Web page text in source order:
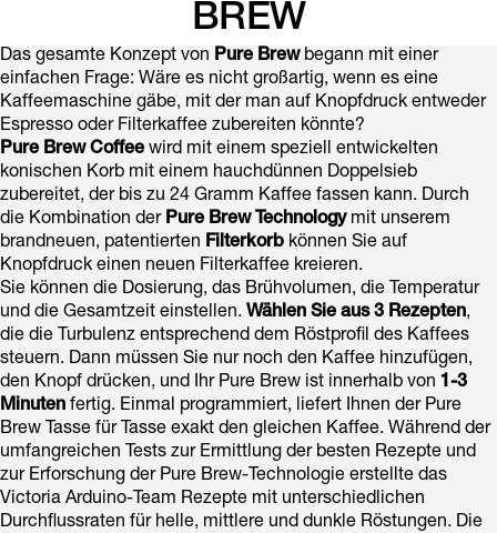
BREW
Das gesamte Konzept von Pure Brewbegann mit einer
einfachen Frage: Wäre es nicht großartig, wenn es eine
Kaffeemaschine gäbe, mit der man auf Knopfdruck entweder
Espresso oder Filterkaffee zubereiten könnte?
Pure Brew Coffeewird mit einem speziell entwickelten
konischen Korb mit einem hauchdünnen Doppelsieb
zubereitet, der bis zu 24 Gramm Kaffee fassen kann. Durch
die Kombination der Pure Brew Technologymit unserem
brandneuen, patentierten Filterkorb können Sie auf
Knopfdruck einen neuen Filterkaffee kreieren.
Sie können die Dosierung, das Brühvolumen, die Temperatur
und die Gesamtzeit einstellen. Wählen Sie aus 3 Rezepten,
die die Turbulenz entsprechend dem Röstprofil des Kaffees
steuern. Dann müssen Sie nur noch den Kaffee hinzufügen,
den Knopf drücken, und Ihr Pure Brew ist innerhalb von 1-3
Minuten fertig. Einmal programmiert, liefert Ihnen der Pure
Brew Tasse für Tasse exakt den gleichen Kaffee. Während der
umfangreichen Tests zur Ermittlung der besten Rezepte und
zur Erforschung der Pure Brew-Technologie erstellte das
Victoria Arduino-Team Rezepte mit unterschiedlichen
Durchflussraten für helle, mittlere und dunkle Röstungen. Die